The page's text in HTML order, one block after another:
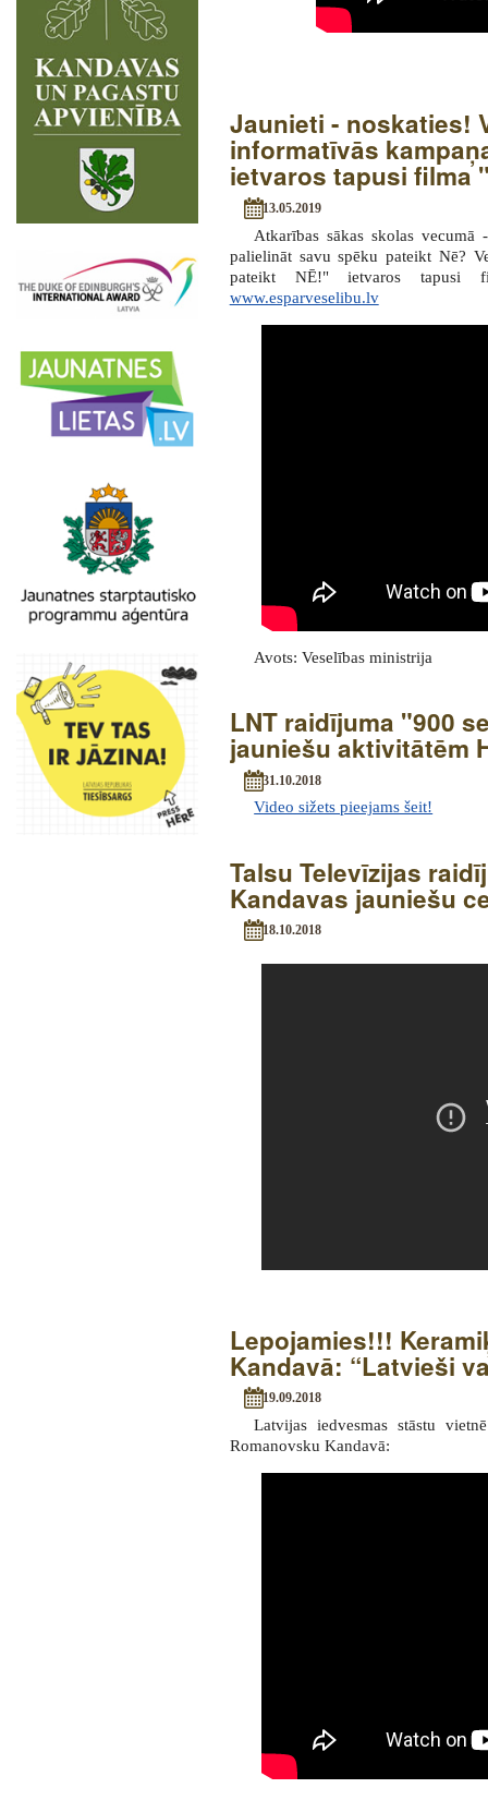
Jaunieti - noskaties!
informatīvās
ietvaros tapusi filma
13.05.2019
Atkarības sākas skolas
palielināt savu spēku pateikt Nē?
pateikt NĒ!" ietvaros tapusi
www.esparveselibu.lv
Avots: Veselības ministrija
LNT raidījuma "900
jauniešu aktivitātēm
31.10.2018
Video sižets pieejams šeit!
Talsu Televīzijas
Kandavas jauniešu
18.10.2018
Lepojamies!!!
Kandavā: “Latvieši
19.09.2018
Latvijas iedvesmas stāstu
Romanovsku Kandavā: